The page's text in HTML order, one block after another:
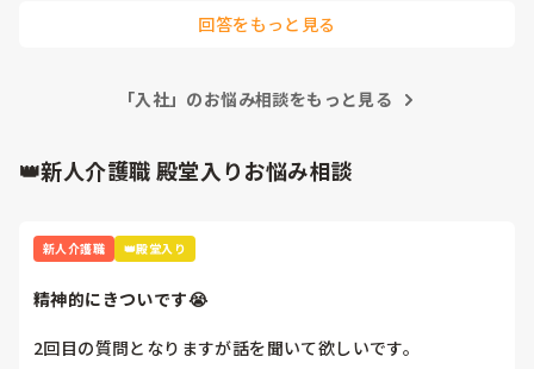
職員が出勤してからもなんとか持ち堪えていました。
背中に温もりを感じ本当に今にでも起きてくるんじゃないか
と思えるほどでした。
今日は長かったし疲れたから温泉に入ってから帰ってきて少
し眠り、今ようやっと涙がボロボロ溢れています。
この仕事をしていたらこういうことはあることだし、毎回引
で入職した時からの付き合いだったし、初めてお看取りさせ
回答をもっと見る
「入社」のお悩み相談をもっと見る
👑新人介護職 殿堂入りお悩み相談
新人介護職 👑殿堂入り
精神的にきついです😭
2回目の質問となりますが話を聞いて欲しいです。